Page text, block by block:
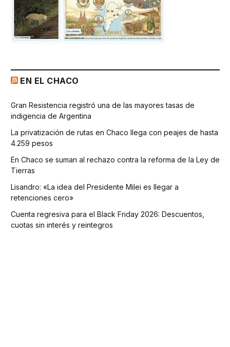
EN EL CHACO
Gran Resistencia registró una de las mayores tasas de
indigencia de Argentina
La privatización de rutas en Chaco llega con peajes de hasta
4.259 pesos
En Chaco se suman al rechazo contra la reforma de la Ley de
Tierras
Lisandro: «La idea del Presidente Milei es llegar a
retenciones cero»
Cuenta regresiva para el Black Friday 2026: Descuentos,
cuotas sin interés y reintegros